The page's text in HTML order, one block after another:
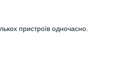
пристроїв одночасно.